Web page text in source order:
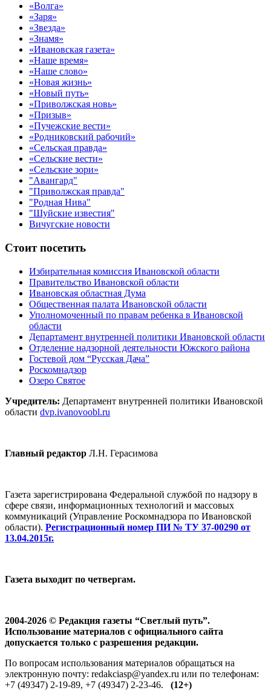
«Волга»
«Заря»
«Звезда»
«Знамя»
«Ивановская газета»
«Наше время»
«Наше слово»
«Новая жизнь»
«Новый путь»
«Приволжская новь»
«Призыв»
«Пучежские вести»
«Родниковский рабочий»
«Сельская правда»
«Сельские вести»
«Сельские зори»
"Авангард"
"Приволжская правда"
"Родная Нива"
"Шуйские известия"
Вичугские новости
Стоит посетить
Избирательная комиссия Ивановской области
Правительство Ивановской области
Ивановская областная Дума
Общественная палата Ивановской области
Уполномоченный по правам ребенка в Ивановской
области
Департамент внутренней политики Ивановской области
Отделение надзорной деятельности Южского района
Гостевой дом “Русская Дача”
Роскомнадзор
Озеро Святое
Учредитель: Департамент внутренней политики Ивановской
области dvp.ivanovoobl.ru
Главный редактор Л.Н. Герасимова
Газета зарегистрирована Федеральной службой по надзору в
сфере связи, информационных технологий и массовых
коммуникаций (Управление Роскомнадзора по Ивановской
области). Регистрационный номер ПИ № ТУ 37-00290 от
13.04.2015г.
Газета выходит по четвергам.
2004-2026 © Редакция газеты “Светлый путь”.
Использование материалов с официального сайта
допускается только с разрешения редакции.
По вопросам использования материалов обращаться на
электронную почту: redakciasp@yandex.ru или по телефонам:
+7 (49347) 2-19-89, +7 (49347) 2-23-46. (12+)